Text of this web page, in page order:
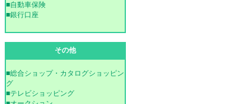
■自動車保険
■銀行口座
その他
■総合ショップ・カタログショッピン
グ
■テレビショッピング